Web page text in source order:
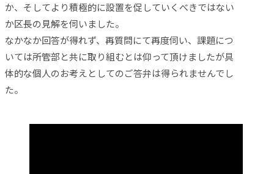
か、そしてより積極的に設置を促していくべきではない
か区長の見解を伺いました。
なかなか回答が得れず、再質問にて再度伺い、課題につ
いては所管部と共に取り組むとは仰って頂けましたが具
体的な個人のお考えとしてのご答弁は得られませんでし
た。